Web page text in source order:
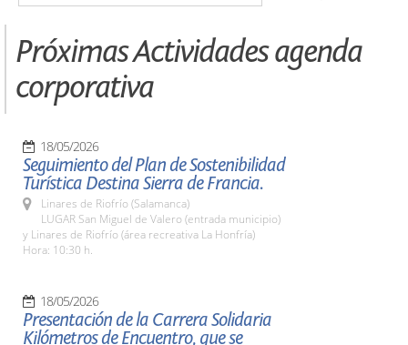
Próximas Actividades agenda
corporativa
18/05/2026
Seguimiento del Plan de Sostenibilidad
Turística Destina Sierra de Francia.
Linares de Riofrío (Salamanca)
LUGAR San Miguel de Valero (entrada municipio)
y Linares de Riofrío (área recreativa La Honfría)
Hora: 10:30 h.
18/05/2026
Presentación de la Carrera Solidaria
Kilómetros de Encuentro, que se